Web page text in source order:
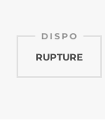
DISPO
RUPTURE